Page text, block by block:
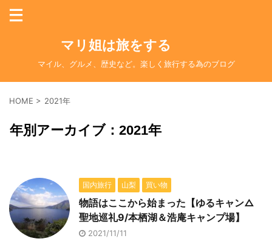
マリ姐は旅をする
マイル、グルメ、歴史など。楽しく旅行する為のブログ
HOME > 2021年
年別アーカイブ：2021年
国内旅行 山梨 買い物
物語はここから始まった【ゆるキャン△
聖地巡礼9/本栖湖＆浩庵キャンプ場】
2021/11/11